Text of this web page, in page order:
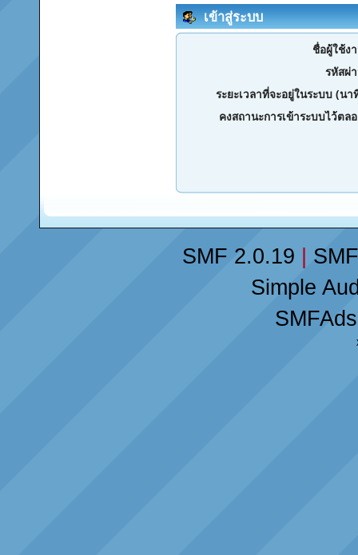
เข้าสู่ระบบ
ชื่อผู้ใช้ง
รหัสผ่
ระยะเวลาที่จะอยู่ในระบบ (นา
คงสถานะการเข้าระบบไว้ตล
SMF 2.0.19
Simple
SMFAds